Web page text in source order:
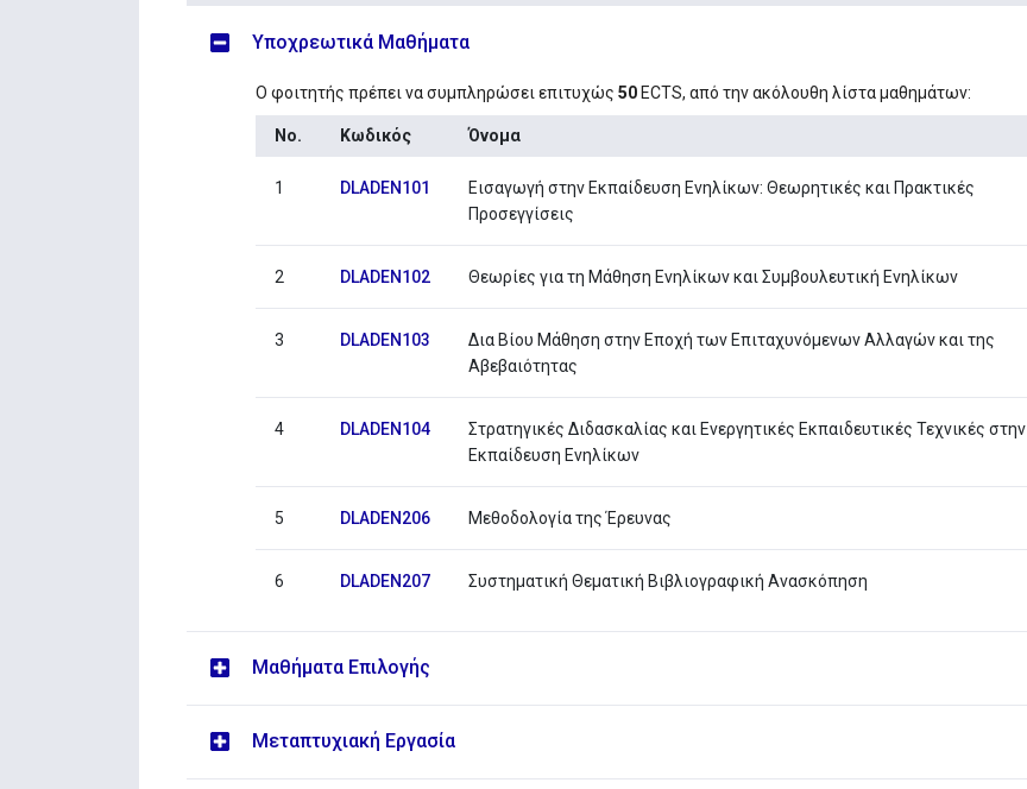
Υποχρεωτικά Μαθήματα
Ο φοιτητής πρέπει να συμπληρώσει επιτυχώς 50ECTS, από την ακόλουθη λίστα μαθημάτων:
No. Κωδικός Όνομα
1 DLADEN101
Εισαγωγή στην Εκπαίδευση Ενηλίκων: Θεωρητικές και Πρακτικές
Προσεγγίσεις
2 DLADEN102 Θεωρίες για τη Μάθηση Ενηλίκων και Συμβουλευτική Ενηλίκων
3 DLADEN103
Δια Βίου Μάθηση στην Εποχή των Επιταχυνόμενων Αλλαγών και της
Αβεβαιότητας
4 DLADEN104
Στρατηγικές Διδασκαλίας και Ενεργητικές Εκπαιδευτικές Τεχνικές στην
Εκπαίδευση Ενηλίκων
5 DLADEN206 Μεθοδολογία της Έρευνας
6 DLADEN207 Συστηματική Θεματική Βιβλιογραφική Ανασκόπηση
Μαθήματα Επιλογής
Μεταπτυχιακή Εργασία